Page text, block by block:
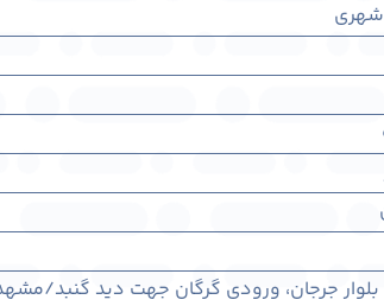
بلوار جرجان، ورودی گرگان جهت دید گنبد/